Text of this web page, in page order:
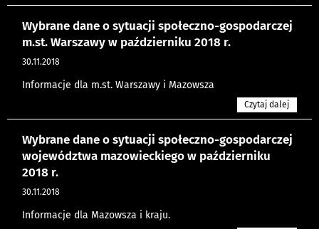
Wybrane dane o sytuacji społeczno-gospodarczej
m.st. Warszawy w październiku 2018 r.
30.11.2018
Informacje dla m.st. Warszawy i Mazowsza
Czytaj dalej
Wybrane dane o sytuacji społeczno-gospodarczej
województwa mazowieckiego w październiku
2018 r.
30.11.2018
Informacje dla Mazowsza i kraju.